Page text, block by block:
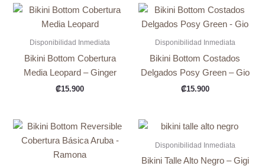
Disponibilidad Inmediata
Bikini Bottom Cobertura
Media Leopard – Ginger
₡15.900
Disponibilidad Inmediata
Bikini Bottom Costados
Delgados Posy Green – Gio
₡15.900
Disponibilidad Inmediata
Bikini Talle Alto Negro – Gigi